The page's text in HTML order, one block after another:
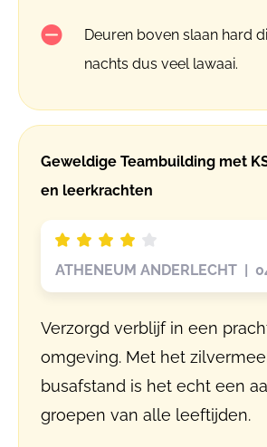
Deuren boven slaan hard
nachts dus veel lawaai.
Geweldige Teambuilding met
en leerkrachten
ATHENEUM ANDERLECHT |
Verzorgd verblijf in een
omgeving. Met het
busafstand is het echt een
groepen van alle leeftijden.